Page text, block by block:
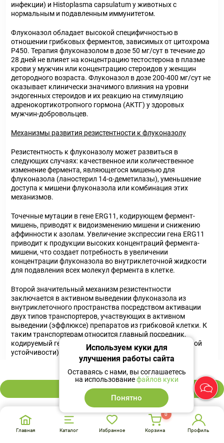
152 ₽
В корзину
инфекции) и Histoplasma capsulatum у животных с
нормальным и подавленным иммунитетом.
Флуконазол обладает высокой специфичностью в
отношении грибковых ферментов, зависимых от цитохрома
Р450. Терапия флуконазолом в дозе 50 мг/сут в течение до
28 дней не влияет на концентрацию тестостерона в плазме
крови у мужчин или концентрацию стероидов у женщин
детородного возраста. Флуконазол в дозе 200-400 мг/сут не
оказывает клинически значимого влияния на уровни
эндогенных стероидов и их реакцию на стимуляцию
адренокортикотропного гормона (АКТГ) у здоровых
мужчин-добровольцев.
Механизмы развития резистентности к флуконазолу
Резистентность к флуконазолу может развиться в
следующих случаях: качественное или количественное
изменение фермента, являющегося мишенью для
флуконазола (ланостерил 14-α-деметилазы), уменьшение
доступа к мишени флуконазола или комбинация этих
механизмов.
Точечные мутации в гене ERG11, кодирующем фермент-
мишень, приводят к видоизменению мишени и снижению
аффинности к азолам. Увеличение экспрессии гена ERG11
приводит к продукции высоких концентраций фермента-
мишени, что создает потребность в увеличении
концентрации флуконазола во внутриклеточной жидкости
для подавления всех молекул фермента в клетке.
Второй значительный механизм резистентности
заключается в активном выведении флуконазола из
внутриклеточного пространства посредством активации
двух типов транспортеров, участвующих в активном
выведении (эффлюксе) препаратов из грибковой клетки. К
таким транспортерам относится главный посредник,
кодируемый генами MDR (множественной лекарственной
устойчивости), и суперсемейство АТФ-связывающей
кассеты транспортеров, кодируемое генами CDR (генами
резистентности грибов Candida к азоловым
антимикотикам).
Гиперэкспрессия гена MDR приводит к резистентности к
флуконазолу, в то же время гиперэкспрессия генов CDR
может приводить к резистентности к различным азолам.
Резистентность к Candida glabrata обычно опосредована
Главная Каталог Избранное Корзина
0
Профиль
Используем куки для
улучшения работы сайта
Оставаясь с нами, вы соглашаетесь
на использованиефайлов куки
Понятно